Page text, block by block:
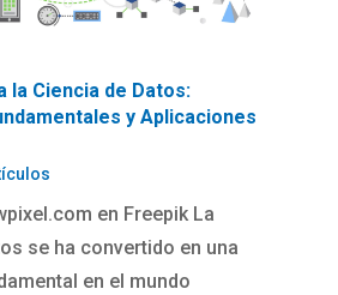
la Ciencia de Datos:
y Aplicaciones
en Freepik La
se ha convertido en una
en el mundo